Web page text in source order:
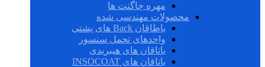
مهره چاگنت ها
محصولات مهندسی شده
یاطاقان Back های پشتی
واحدهای تحمل سنسور
یاتاقان های هیبریدی
یاتاقان های INSOCOAT